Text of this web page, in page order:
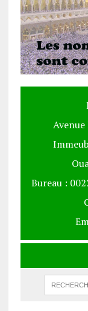
Bureau :